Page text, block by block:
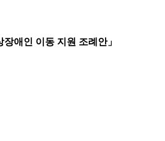
장애인 이동 지원 조례안」